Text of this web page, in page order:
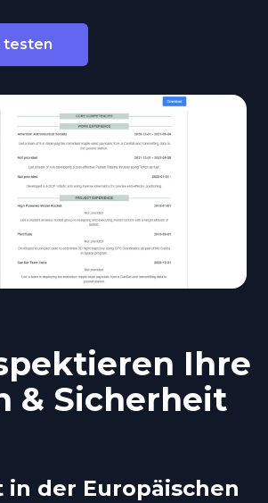
testen
Ihre
& Sicherheit
in der Europäischen